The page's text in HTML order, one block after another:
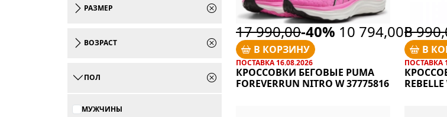
РАЗМЕР
ВОЗРАСТ
ПОЛ
МУЖЧИНЫ
17 990,00-40% 10 794,00Р
В КОРЗИНУ
ПОСТАВКА 16.08.2026
КРОССОВКИ БЕГОВЫЕ PUMA
FOREVERRUN NITRO W 37775816
8
В
ПОСТАВКА